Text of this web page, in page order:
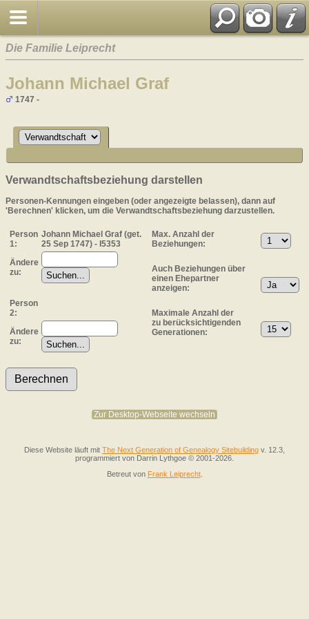
Die Familie Leiprecht
Johann Michael Graf
1747 -
Verwandtschaftsbeziehung darstellen
Personen-Kennungen eingeben (oder angezeigte belassen), dann auf
'Berechnen' klicken, um die Verwandtschaftsbeziehung darzustellen.
Person
1:
Johann Michael Graf (get.
25 Sep 1747) - I5353
Ändere
zu:
Person
2:
Ändere
zu:
Max. Anzahl der
Beziehungen:
Auch Beziehungen über
einen Ehepartner
anzeigen:
Maximale Anzahl der
zu berücksichtigenden
Generationen:
Zur Desktop-Webseite wechseln
Diese Website läuft mit The Next Generation of Genealogy Sitebuilding v. 12.3,
programmiert von Darrin Lythgoe © 2001-2026.
Betreut von Frank Leiprecht.